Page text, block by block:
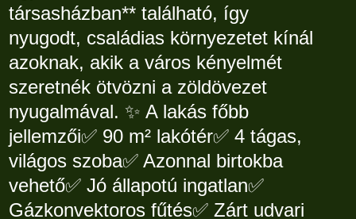
társasházban** található, így
nyugodt, családias környezetet kínál
azoknak, akik a város kényelmét
szeretnék ötvözni a zöldövezet
nyugalmával. ✨ A lakás főbb
jellemzői✅ 90 m² lakótér✅ 4 tágas,
világos szoba✅ Azonnal birtokba
vehető✅ Jó állapotú ingatlan✅
Gázkonvektoros fűtés✅ Zárt udvari